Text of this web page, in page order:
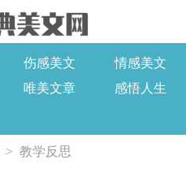
伤感美文
情感美文
唯美文章
感悟人生
> 教学反思